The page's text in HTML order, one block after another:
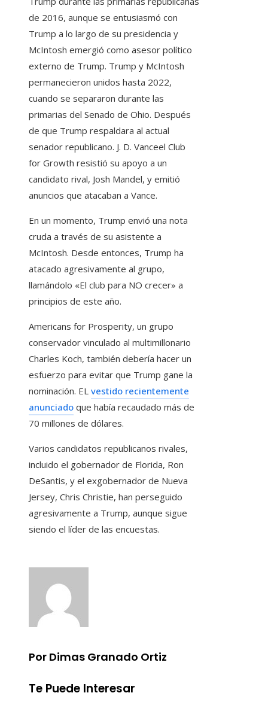
de 2016, aunque se entusiasmó con
Trump a lo largo de su presidencia y
McIntosh emergió como asesor político
externo de Trump. Trump y McIntosh
permanecieron unidos hasta 2022,
cuando se separaron durante las
primarias del Senado de Ohio. Después
de que Trump respaldara al actual
senador republicano. J. D. Vanceel Club
for Growth resistió su apoyo a un
candidato rival, Josh Mandel, y emitió
anuncios que atacaban a Vance.
En un momento, Trump envió una nota
cruda a través de su asistente a
McIntosh. Desde entonces, Trump ha
atacado agresivamente al grupo,
llamándolo «El club para NO crecer» a
principios de este año.
Americans for Prosperity, un grupo
conservador vinculado al multimillonario
Charles Koch, también debería hacer un
esfuerzo para evitar que Trump gane la
nominación. EL vestido recientemente
anunciado que había recaudado más de
70 millones de dólares.
Varios candidatos republicanos rivales,
incluido el gobernador de Florida, Ron
DeSantis, y el exgobernador de Nueva
Jersey, Chris Christie, han perseguido
agresivamente a Trump, aunque sigue
siendo el líder de las encuestas.
Por Dimas Granado Ortiz
Te Puede Interesar